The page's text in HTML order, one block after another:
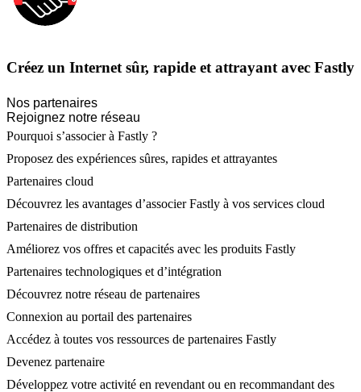
Créez un Internet sûr, rapide et attrayant avec Fastly
Nos partenaires
Rejoignez notre réseau
Pourquoi s’associer à Fastly ?
Proposez des expériences sûres, rapides et attrayantes
Partenaires cloud
Découvrez les avantages d’associer Fastly à vos services cloud
Partenaires de distribution
Améliorez vos offres et capacités avec les produits Fastly
Partenaires technologiques et d’intégration
Découvrez notre réseau de partenaires
Connexion au portail des partenaires
Accédez à toutes vos ressources de partenaires Fastly
Devenez partenaire
Développez votre activité en revendant ou en recommandant des